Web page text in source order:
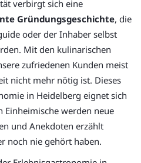
verbirgt sich eine
Gründungsgeschichte, die
oder der Inhaber selbst
Mit den kulinarischen
zufriedenen Kunden meist
nicht mehr nötig ist. Dieses
in Heidelberg eignet sich
Einheimische werden neue
und Anekdoten erzählt
noch nie gehört haben.